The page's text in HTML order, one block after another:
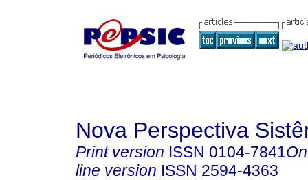
Nova Perspectiva
Print version ISSN 0104-7841
line version ISSN 2594-4363